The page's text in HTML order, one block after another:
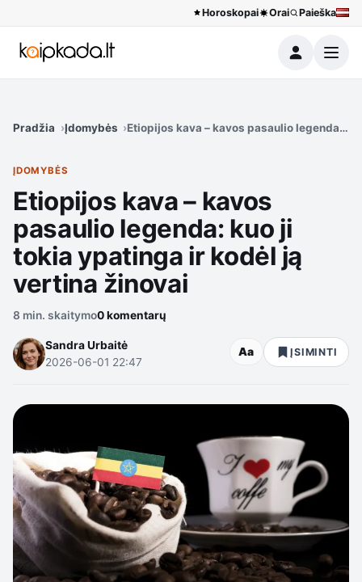
Horoskopai Orai Paieška
Meniu
Pradžia Įdomybės Etiopijos kava – kavos pasaulio legenda:
ĮDOMYBĖS
Etiopijos kava – kavos
pasaulio legenda: kuo ji
tokia ypatinga ir kodėl ją
vertina žinovai
8 min. skaitymo0 komentarų
Sandra Urbaitė
2026-06-01 22:47
Aa ĮSIMINTI